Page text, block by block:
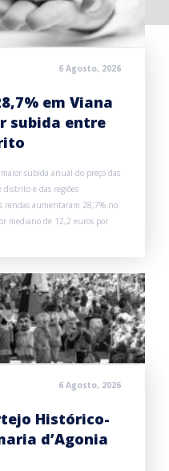
6 Agosto, 2026
em Viana
subida entre
subida anual do preço das
distrito e das regiões
rendas aumentaram 28,7% no
mediano de 12,2 euros por
6 Agosto, 2026
Histórico-
d’Agonia